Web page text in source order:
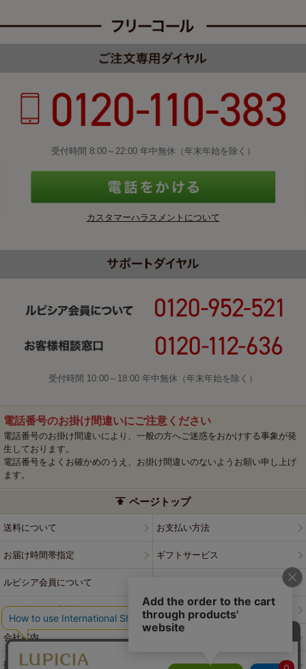
受付時間 8:00～22:00 年中無休（年末年始を除く）
カスタマーハラスメントについて
受付時間 10:00～18:00 年中無休（年末年始を除く）
電話番号のお掛け間違いにご注意ください
電話番号のお掛け間違いにより、一般の方へご迷惑をおかけする事象が発
生しております。
電話番号をよくお確かめのうえ、お掛け間違いのないようお願い申し上げ
ます。
ページトップ
送料について お支払い方法
お届け時間帯指定 ギフトサービス
ルピシア会員について
ウェブサイト利用規約 特定商取引法に基づく表記
会社案内
採用情報 ルピシアブランド